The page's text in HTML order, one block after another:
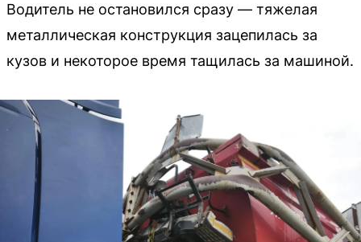
Водитель не остановился сразу — тяжелая
металлическая конструкция зацепилась за
кузов и некоторое время тащилась за машиной.